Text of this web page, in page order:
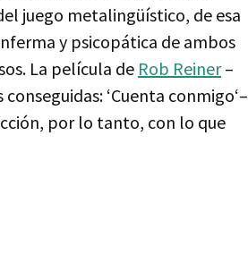
juego metalingüístico, de esa
y psicopática de ambos
La película de Rob Reiner–
‘Cuenta conmigo‘–
por lo tanto, con lo que